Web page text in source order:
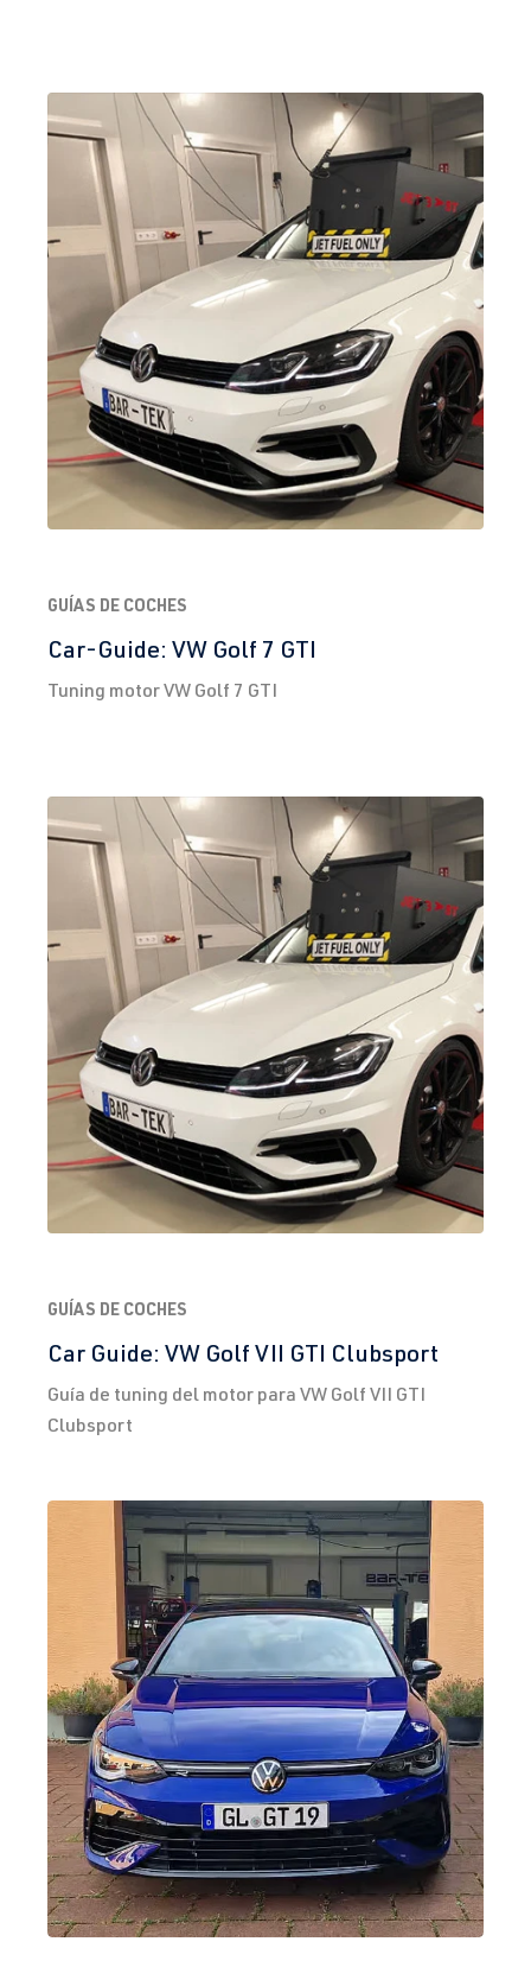
GUÍAS DE COCHES
Car-Guide: VW Golf 7 GTI
Tuning motor VW Golf 7 GTI
GUÍAS DE COCHES
Car Guide: VW Golf VII GTI Clubsport
Guía de tuning del motor para VW Golf VII GTI
Clubsport